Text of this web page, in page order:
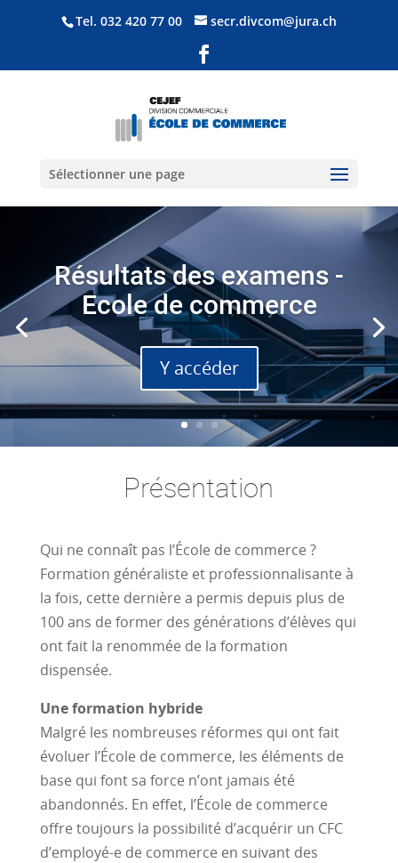
Tel. 032 420 77 00 secr.divcom@jura.ch
Sélectionner une page
Résultats des examens -
Ecole de commerce
Y accéder
Présentation
Qui ne connaît pas l’École de commerce ?
Formation généraliste et professionnalisante à
la fois, cette dernière a permis depuis plus de
100 ans de former des générations d’élèves qui
ont fait la renommée de la formation
dispensée.
Une formation hybride
Malgré les nombreuses réformes qui ont fait
évoluer l’École de commerce, les éléments de
base qui font sa force n’ont jamais été
abandonnés. En effet, l’École de commerce
offre toujours la possibilité d’acquérir un CFC
d’employé-e de commerce en suivant des